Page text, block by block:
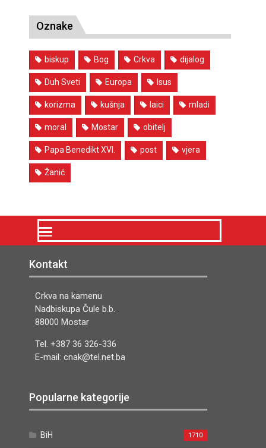
Oznake
biskup Bog Crkva dijalog
Duh Sveti Europa Isus
korizma kušnja laici mladi
moral Mostar obitelj
Papa Benedikt XVI. post vjera
Žanić
Kontakt
Crkva na kamenu
Nadbiskupa Čule b.b.
88000 Mostar
Tel. +387 36 326-336
E-mail: cnak@tel.net.ba
Popularne kategorije
BiH 1710